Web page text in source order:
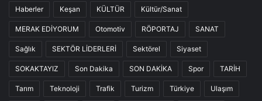
Haberler Keşan KÜLTÜR Kültür/Sanat
MERAK EDİYORUM Otomotiv RÖPORTAJ SANAT
Sağlık SEKTÖR LİDERLERİ Sektörel Siyaset
SOKAKTAYIZ Son Dakika SON DAKİKA Spor TARİH
Tarım Teknoloji Trafik Turizm Türkiye Ulaşım